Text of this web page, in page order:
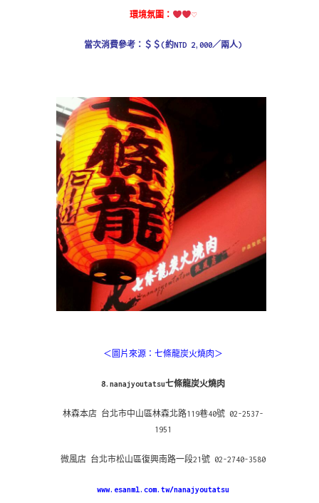
環境氛圍： ♡
當次消費參考：＄ ＄(約NTD 2,000／兩人)
＜圖片來源：七條龍炭火燒肉 ＞
8.nanajyoutatsu七條龍炭火燒肉
林森本店 台北市中山區林森北路119巷40號 02-2537-
1951
微風店 台北市松山區復興南路一段21號 02-2740-3580
www.esanml.com.tw/nanajyoutatsu